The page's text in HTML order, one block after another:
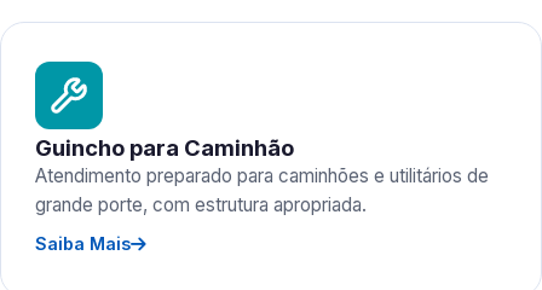
Guincho para Caminhão
Atendimento preparado para caminhões e utilitários de
grande porte, com estrutura apropriada.
Saiba Mais